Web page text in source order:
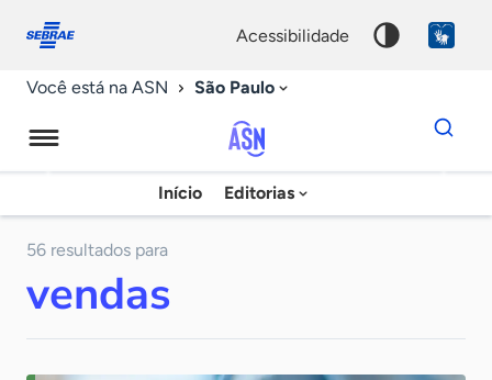
conosco
acessibilidade
Você está na ASN São Paulo
Agência
Sebrae
Início Editorias
Dados
para
chave
56 resultados para
vendas